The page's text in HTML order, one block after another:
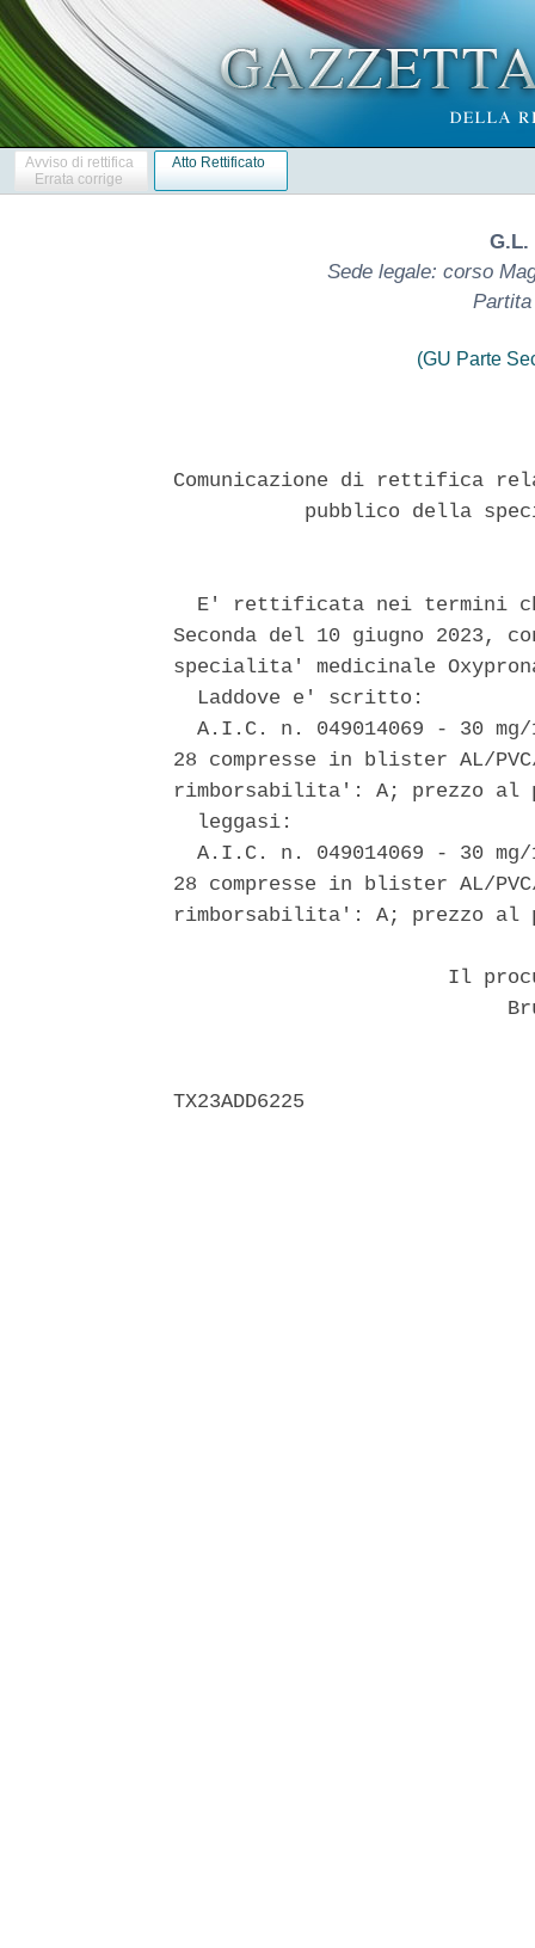
Avviso di rettifica
Errata corrige
Atto Rettificato
G.L.
Sede legale: corso
Partita
(GU Parte
Comunicazione di rettifica
pubblico della
E' rettificata nei termini
Seconda del 10 giugno 2023,
specialita' medicinale
  Laddove e' scritto:
A.I.C. n. 049014069 - 30
28 compresse in blister AL/
rimborsabilita': A; prezzo al
  leggasi:
A.I.C. n. 049014069 - 30
28 compresse in blister AL/
rimborsabilita': A; prezzo al
Il